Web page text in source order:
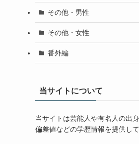
その他・男性
その他・女性
番外編
当サイトについて
当サイトは芸能人や有名人の出
偏差値などの学歴情報を提供して